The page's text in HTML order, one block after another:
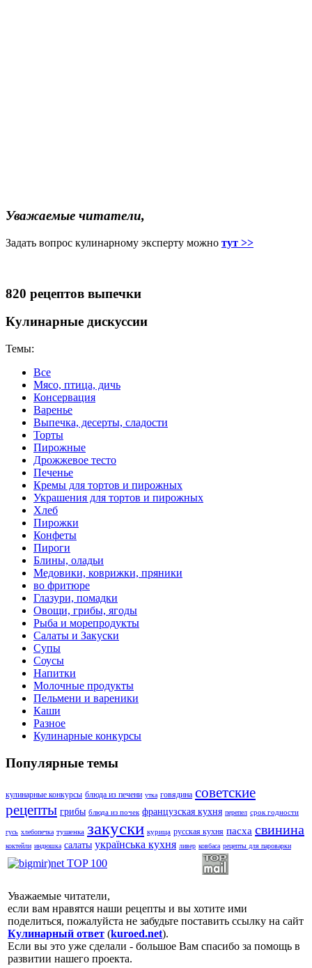
Уважаемые читатели,
Задать вопрос кулинарному эксперту можно тут >>
820 рецептов выпечки
Кулинарные дискуссии
Темы:
Все
Мясо, птица, дичь
Консервация
Варенье
Выпечка, десерты, сладости
Торты
Пирожные
Дрожжевое тесто
Печенье
Кремы для тортов и пирожных
Украшения для тортов и пирожных
Хлеб
Пирожки
Конфеты
Пироги
Блины, оладьи
Медовики, коврижки, пряники
во фритюре
Глазури, помадки
Овощи, грибы, ягоды
Рыба и морепродукты
Салаты и Закуски
Супы
Соусы
Напитки
Молочные продукты
Пельмени и вареники
Каши
Разное
Кулинарные конкурсы
Популярные темы
кулинарные конкурсы блюда из печени утка говядина советские
рецепты грибы блюда из почек французская кухня перепел срок годности
гусь хлебопечка тушенка закуски курица русская кухня пасха свинина
коктейли индюшка салаты українська кухня ливер ковбаса рецепты для пароварки
Уважаемые читатели,
если вам нравятся наши рецепты и вы хотите ими
поделиться, пожалуйста не забудьте поставить ссылку на сайт
Кулинарный ответ (kuroed.net).
Если вы это уже сделали - большое Вам спасибо за помощь в
развитии нашего проекта.